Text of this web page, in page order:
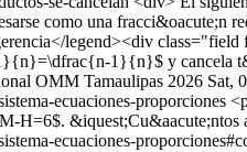
como una fracci&oacute;n
legend><div
1}{n}$ y cancela
OMM Tamaulipas 2026 Sat,
ecuaciones-proporciones
&iquest;Cu&aacute;ntos
ecuaciones-